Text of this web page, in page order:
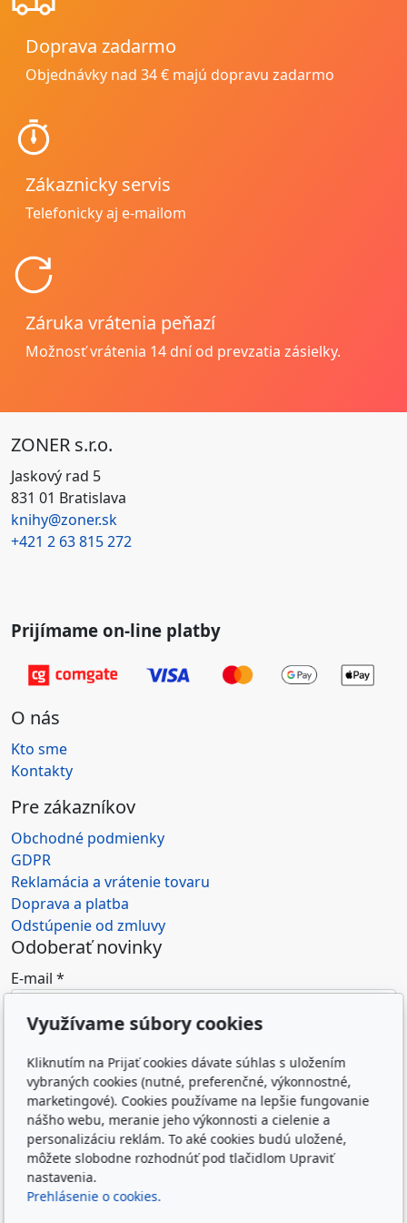
Doprava zadarmo
Objednávky nad 34 € majú dopravu zadarmo
Zákaznicky servis
Telefonicky aj e-mailom
Záruka vrátenia peňazí
Možnosť vrátenia 14 dní od prevzatia zásielky.
ZONER s.r.o.
Jaskový rad 5
831 01 Bratislava
knihy@zoner.sk
+421 2 63 815 272
Prijímame on-line platby
O nás
Kto sme
Kontakty
Pre zákazníkov
Obchodné podmienky
GDPR
Reklamácia a vrátenie tovaru
Doprava a platba
Odstúpenie od zmluvy
Odoberať novinky
E-mail *
mailovej adresy) na marketingové účely
prevádzkovateľa e-shopu.*
Odoslaním formulára súhlasím so spracovaním
osobných údajov zadaných do formulára na účely
reakcie prevádzkovateľa webu na odoslanú správu.
Zásady spracovania osobných údajov
Využívame súbory cookies
Kliknutím na Prijať cookies dávate súhlas s uložením
vybraných cookies (nutné, preferenčné, výkonnostné,
marketingové). Cookies používame na lepšie fungovanie
nášho webu, meranie jeho výkonnosti a cielenie a
personalizáciu reklám. To aké cookies budú uložené,
môžete slobodne rozhodnúť pod tlačidlom Upraviť
nastavenia.
Prehlásenie o cookies.